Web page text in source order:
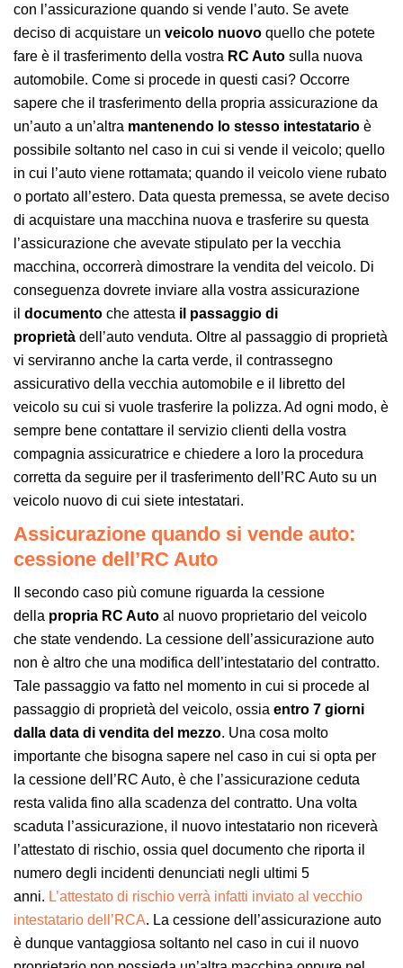
con l’assicurazione quando si vende l’auto. Se avete
deciso di acquistare un veicolo nuovo quello che potete
fare è il trasferimento della vostra RC Auto sulla nuova
automobile. Come si procede in questi casi? Occorre
sapere che il trasferimento della propria assicurazione da
un’auto a un’altra mantenendo lo stesso intestatario è
possibile soltanto nel caso in cui si vende il veicolo; quello
in cui l’auto viene rottamata; quando il veicolo viene rubato
o portato all’estero. Data questa premessa, se avete deciso
di acquistare una macchina nuova e trasferire su questa
l’assicurazione che avevate stipulato per la vecchia
macchina, occorrerà dimostrare la vendita del veicolo. Di
conseguenza dovrete inviare alla vostra assicurazione
il documento che attesta il passaggio di
proprietà dell’auto venduta. Oltre al passaggio di proprietà
vi serviranno anche la carta verde, il contrassegno
assicurativo della vecchia automobile e il libretto del
veicolo su cui si vuole trasferire la polizza. Ad ogni modo, è
sempre bene contattare il servizio clienti della vostra
compagnia assicuratrice e chiedere a loro la procedura
corretta da seguire per il trasferimento dell’RC Auto su un
veicolo nuovo di cui siete intestatari.
Assicurazione quando si vende auto:
cessione dell’RC Auto
Il secondo caso più comune riguarda la cessione
della propria RC Auto al nuovo proprietario del veicolo
che state vendendo. La cessione dell’assicurazione auto
non è altro che una modifica dell’intestatario del contratto.
Tale passaggio va fatto nel momento in cui si procede al
passaggio di proprietà del veicolo, ossia entro 7 giorni
dalla data di vendita del mezzo. Una cosa molto
importante che bisogna sapere nel caso in cui si opta per
la cessione dell’RC Auto, è che l’assicurazione ceduta
resta valida fino alla scadenza del contratto. Una volta
scaduta l’assicurazione, il nuovo intestatario non riceverà
l’attestato di rischio, ossia quel documento che riporta il
numero degli incidenti denunciati negli ultimi 5
anni. L’attestato di rischio verrà infatti inviato al vecchio
intestatario dell’RCA. La cessione dell’assicurazione auto
è dunque vantaggiosa soltanto nel caso in cui il nuovo